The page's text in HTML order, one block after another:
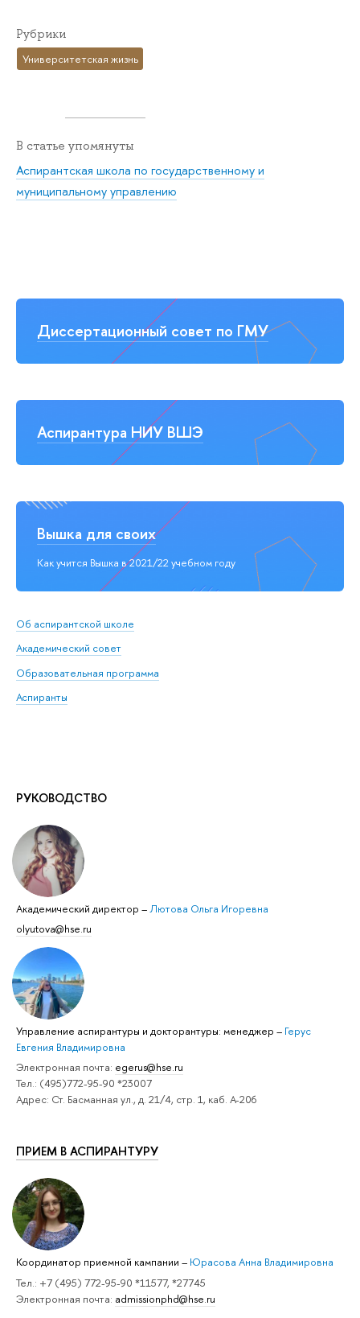
Диссертационный совет по ГМУ
Аспирантура НИУ ВШЭ
Вышка для своих
Как учится Вышка в 2021/22 учебном году
Об аспирантской школе
Академический совет
Образовательная программа
Аспиранты
РУКОВОДСТВО
Академический директор –Лютова Ольга Игоревна
olyutova@hse.ru
Управление аспирантуры и докторантуры: менеджер – Герус
Евгения Владимировна
Электронная почта: egerus@hse.ru
Тел.: (495)772-95-90 *23007
Адрес: Ст. Басманная ул., д. 21/4, стр. 1, каб. А-206
ПРИЕМ В АСПИРАНТУРУ
Координатор приемной кампании – Юрасова Анна Владимировна
Тел.: +7 (495) 772-95-90 *11577, *27745
Электронная почта: admissionphd@hse.ru
Рубрики
Университетская жизнь
В статье упомянуты
Аспирантская школа по государственному и
муниципальному управлению